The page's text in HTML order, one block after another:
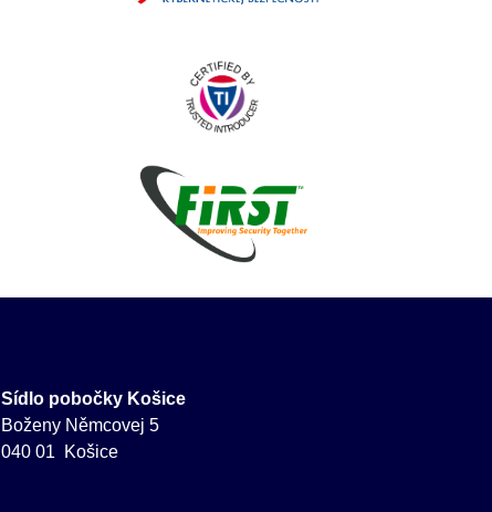
Sídlo pobočky Košice
Boženy Němcovej 5
040 01 Košice